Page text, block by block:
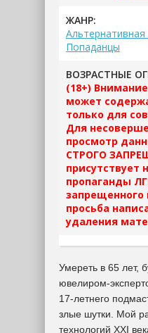
ЖАНР:
Альтернативная
Попаданцы
ВОЗРАСТНЫЕ
(18+)
может
только для
Для
просмотр
СТРОГО
присутствует
пропаганды
запрещенного
просьба
удаления
Умереть в 65 лет,
ювелиром-
17-летнего
злые шутки. Мой
технологий XXI